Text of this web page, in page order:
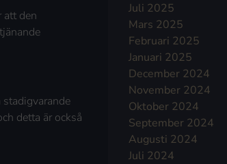
att den
detta är också
Juli 2025
Mars 2025
Februari 2025
Januari 2025
December 2024
November 2024
Oktober 2024
September 2024
Augusti 2024
Juli 2024